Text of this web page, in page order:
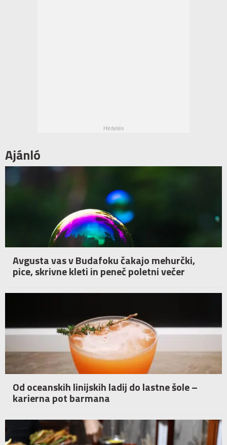
Ajánló
Avgusta vas v Budafoku čakajo mehurčki,
pice, skrivne kleti in peneč poletni večer
Od oceanskih linijskih ladij do lastne šole –
karierna pot barmana